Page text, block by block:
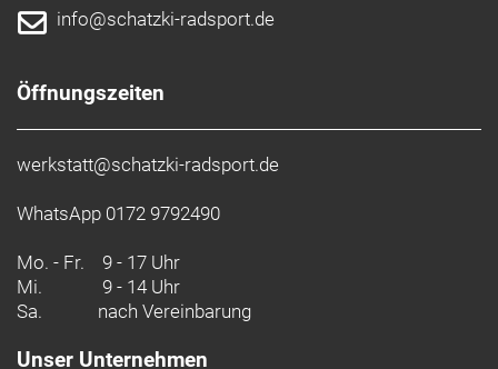
Schutzblech: Büchel, plastic, 58 mm, with edge
info@schatzki-radsport.de
Öffnungszeiten
werkstatt@schatzki-radsport.de
WhatsApp 0172 9792490
Mo. - Fr. 9 - 17 Uhr
Mi.
9 - 14 Uhr
Sa.
nach Vereinbarung
Unser Unternehmen